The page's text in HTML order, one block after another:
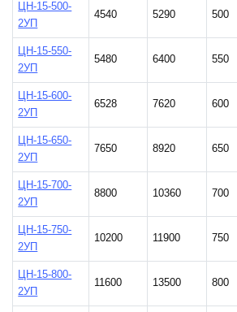
ЦН-15-500-
2УП
4540 5290 500
ЦН-15-550-
2УП
5480 6400 550
ЦН-15-600-
2УП
6528 7620 600
ЦН-15-650-
2УП
7650 8920 650
ЦН-15-700-
2УП
8800 10360 700
ЦН-15-750-
2УП
10200 11900 750
ЦН-15-800-
2УП
11600 13500 800